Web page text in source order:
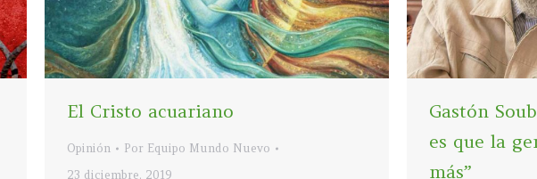
El Cristo acuariano
Opinión Por Equipo Mundo Nuevo
23 diciembre, 2019
Gastón
es que la
más”